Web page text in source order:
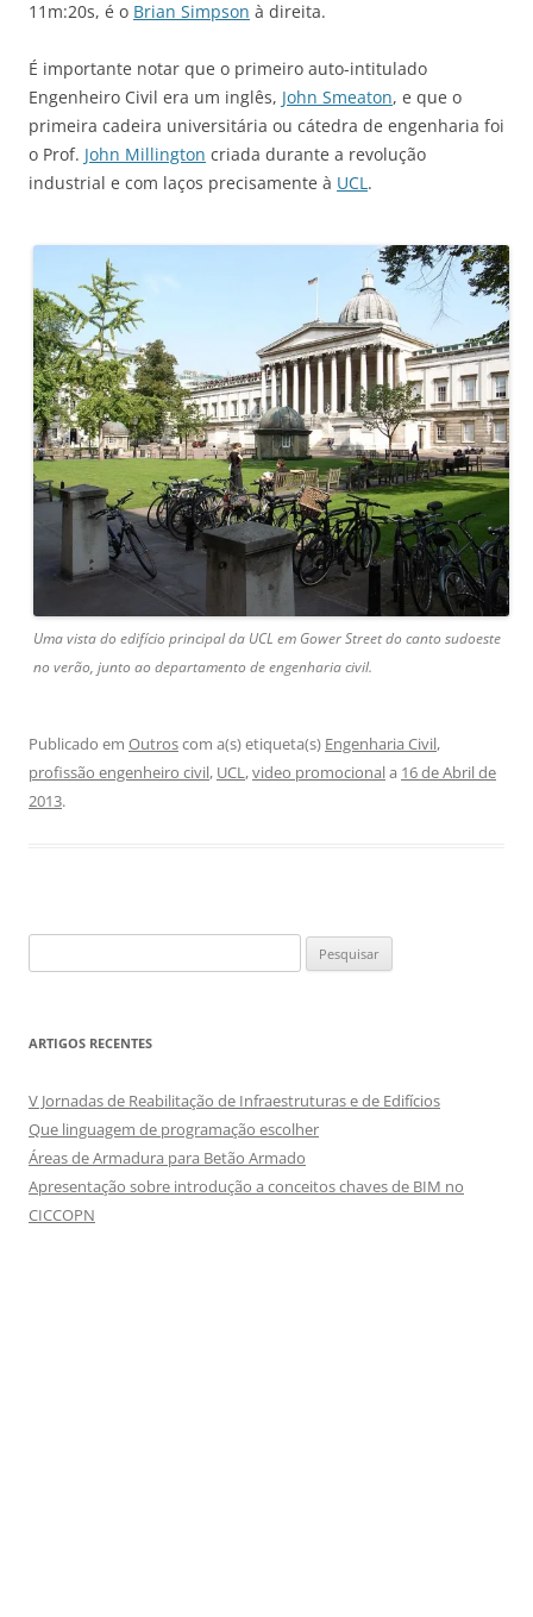
11m:20s, é o Brian Simpson à direita.
É importante notar que o primeiro auto-intitulado
Engenheiro Civil era um inglês, John Smeaton, e que o
primeira cadeira universitária ou cátedra de engenharia foi
o Prof. John Millington criada durante a revolução
industrial e com laços precisamente à UCL.
Uma vista do edifício principal da UCL em Gower Street do canto sudoeste
no verão, junto ao departamento de engenharia civil.
Publicado em Outroscom a(s) etiqueta(s) Engenharia Civil,
profissão engenheiro civil, UCL,video promocionala 16 de Abril de
2013.
por:
ARTIGOS RECENTES
V Jornadas de Reabilitação de Infraestruturas e de Edifícios
Que linguagem de programação escolher
Áreas de Armadura para Betão Armado
Apresentação sobre introdução a conceitos chaves de BIM no
CICCOPN